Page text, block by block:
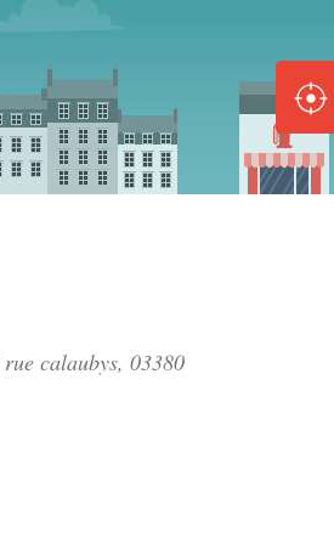
rue calaubys, 03380
Épuisé
Épuisé